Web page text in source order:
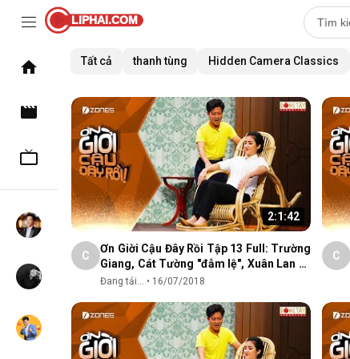
LIPHAI.COM
Tất cả thanh tùng Hidden Camera Classics
2:1:42
C
Ơn Giời Cậu Đây Rồi Tập 13 Full: Trường
Giang, Cát Tường "đẫm lệ", Xuân Lan và
nỗi đau tình cũ
Đang tải... • 16/07/2018
C